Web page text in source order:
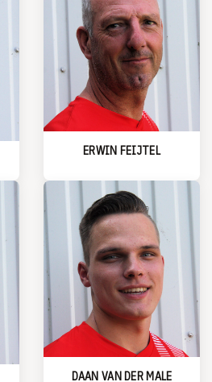
ERWIN FEIJTEL
DAAN VAN DER MALE